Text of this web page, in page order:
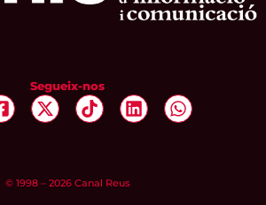
Segueix-nos
© 1998 – 2026 Canal Reus